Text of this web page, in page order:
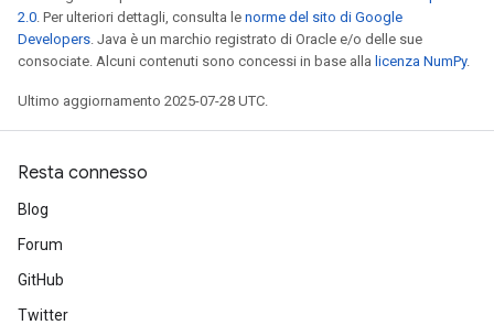
2.0. Per ulteriori dettagli, consulta le norme del sito di Google
Developers. Java è un marchio registrato di Oracle e/o delle sue
consociate. Alcuni contenuti sono concessi in base alla licenza NumPy.
Ultimo aggiornamento 2025-07-28 UTC.
Resta connesso
Blog
Forum
GitHub
Twitter